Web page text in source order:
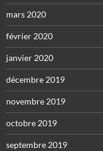
mars 2020
février 2020
janvier 2020
décembre 2019
novembre 2019
octobre 2019
septembre 2019